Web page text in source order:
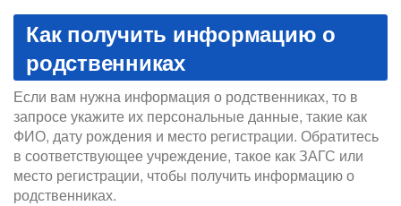
Как получить информацию о
родственниках
Если вам нужна информация о родственниках, то в
запросе укажите их персональные данные, такие как
ФИО, дату рождения и место регистрации. Обратитесь
в соответствующее учреждение, такое как ЗАГС или
место регистрации, чтобы получить информацию о
родственниках.